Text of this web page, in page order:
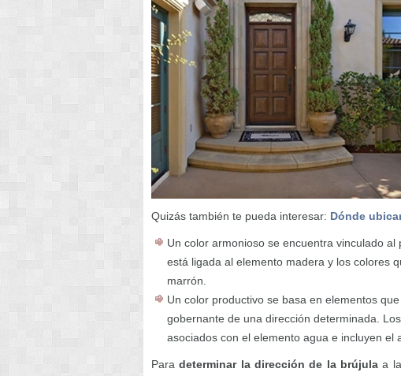
Quizás también te pueda interesar: Dónde
Un color armonioso se encuentra vinculado
está ligada al elemento madera y los colores
marrón.
Un color productivo se basa en elementos
gobernante de una dirección determinada.
asociados con el elemento agua e incluyen el
Paradeterminar la dirección de la brújulaa la